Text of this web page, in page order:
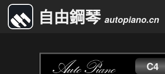
自由鋼琴 autopiano.cn
C4